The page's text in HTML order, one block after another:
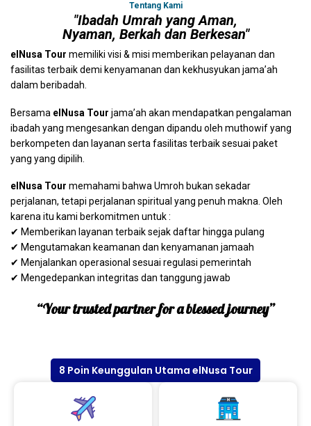
Tentang Kami
"Ibadah Umrah yang Aman,
Nyaman, Berkah dan Berkesan"
elNusa Tour memiliki visi & misi memberikan pelayanan dan
fasilitas terbaik demi kenyamanan dan kekhusyukan jama’ah
dalam beribadah.
Bersama elNusa Tour jama’ah akan mendapatkan pengalaman
ibadah yang mengesankan dengan dipandu oleh muthowif yang
berkompeten dan layanan serta fasilitas terbaik sesuai paket
yang yang dipilih.
elNusa Tour memahami bahwa Umroh bukan sekadar
perjalanan, tetapi perjalanan spiritual yang penuh makna. Oleh
karena itu kami berkomitmen untuk :
✔ Memberikan layanan terbaik sejak daftar hingga pulang
✔ Mengutamakan keamanan dan kenyamanan jamaah
✔ Menjalankan operasional sesuai regulasi pemerintah
✔ Mengedepankan integritas dan tanggung jawab
“Your trusted partner for a blessed journey”
8 Poin Keunggulan Utama elNusa Tour